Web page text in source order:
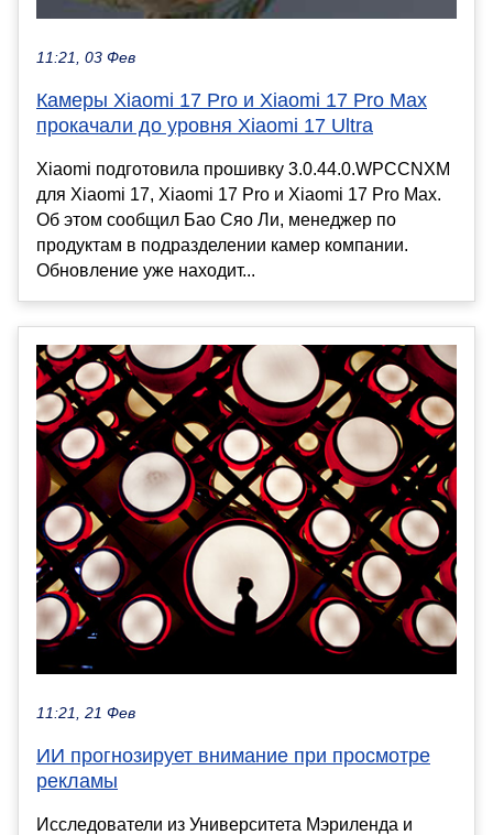
11:21, 03 Фев
Камеры Xiaomi 17 Pro и Xiaomi 17 Pro Max
прокачали до уровня Xiaomi 17 Ultra
Xiaomi подготовила прошивку 3.0.44.0.WPCCNXM
для Xiaomi 17, Xiaomi 17 Pro и Xiaomi 17 Pro Max.
Об этом сообщил Бао Сяо Ли, менеджер по
продуктам в подразделении камер компании.
Обновление уже находит...
11:21, 21 Фев
ИИ прогнозирует внимание при просмотре
рекламы
Исследователи из Университета Мэриленда и